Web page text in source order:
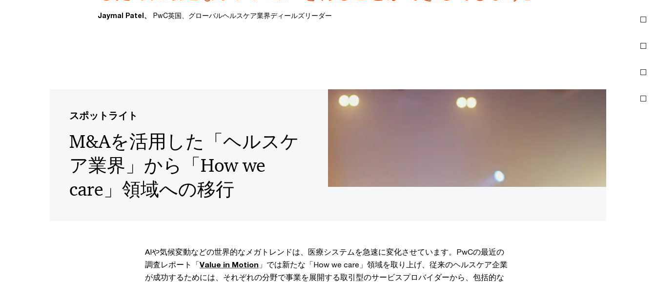
Jaymal Patel、 PwC英国、グローバルヘルスケア業界ディールズリーダー
スポットライト
M&Aを活用した「ヘルスケ
ア業界」から「How we
care」領域への移行
AIや気候変動などの世界的なメガトレンドは、医療システムを急速に変化させています。PwCの最近の
調査レポート「Value in Motion 」では新たな「How we care」領域を取り上げ、従来のヘルスケア企業
が成功するためには、それぞれの分野で事業を展開する取引型のサービスプロバイダーから、包括的な